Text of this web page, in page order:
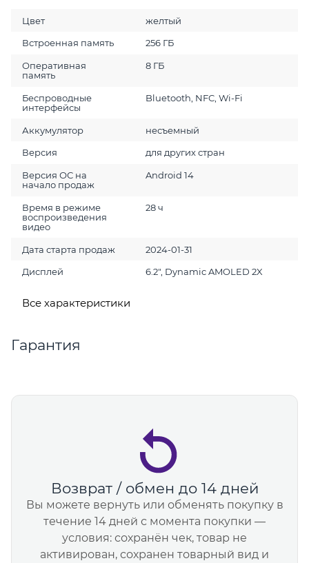
Цвет желтый
Встроенная память 256 ГБ
Оперативная
память
8 ГБ
Беспроводные
интерфейсы
Bluetooth, NFC, Wi-Fi
Аккумулятор несъемный
Версия для других стран
Версия ОС на
начало продаж
Android 14
Время в режиме
воспроизведения
видео
28 ч
Дата старта продаж 2024-01-31
Дисплей 6.2", Dynamic AMOLED 2X
Все характеристики
Гарантия
Возврат / обмен до 14 дней
Вы можете вернуть или обменять покупку в
течение 14 дней с момента покупки —
условия: сохранён чек, товар не
активирован, сохранен товарный вид и